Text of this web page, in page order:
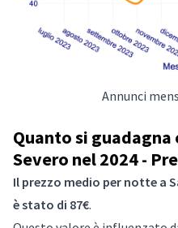
Annunci
Quanto si guadagna
Severo nel 2024 -
Il prezzo medio per notte a
è stato di 87€.